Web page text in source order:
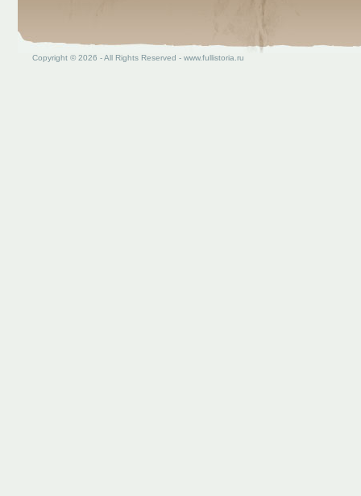
Copyright © 2026 - All Rights Reserved - www.fullistoria.ru